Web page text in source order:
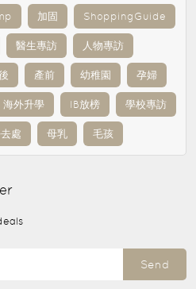
加固 ShoppingGuide
醫生專訪 人物專訪
產前 幼稚園 孕婦
海外升學 IB放榜 學校專訪
處 母乳 毛孩
Send